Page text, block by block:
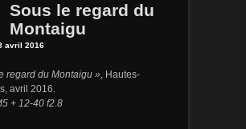
Sous le regard du
Montaigu
avril 2016
regard du Montaigu » , Hautes-
avril 2016.
+ 12-40 f2.8